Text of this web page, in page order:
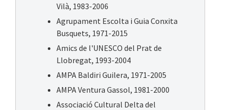
Vilà, 1983-2006
Agrupament Escolta i Guia Conxita
Busquets, 1971-2015
Amics de l'UNESCO del Prat de
Llobregat, 1993-2004
AMPA Baldiri Guilera, 1971-2005
AMPA Ventura Gassol, 1981-2000
Associació Cultural Delta del